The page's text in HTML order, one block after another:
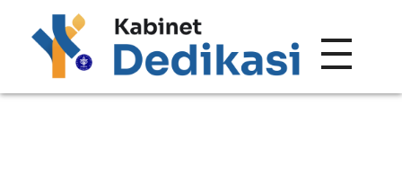
Forum Wacana
Just another Complete Elementor Demos - Phlox WordPress Theme site